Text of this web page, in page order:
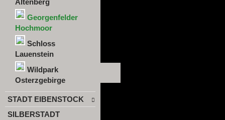
Altenberg
Georgenfelder
Hochmoor
Schloss
Lauenstein
Wildpark
Osterzgebirge
STADT EIBENSTOCK
SILBERSTADT